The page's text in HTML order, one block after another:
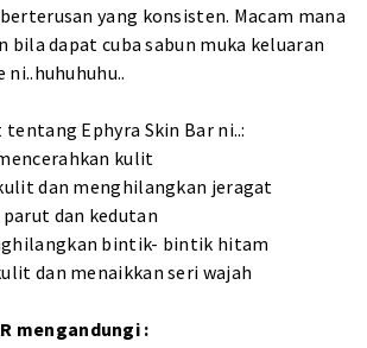
yang konsisten. Macam mana
bila dapat cuba sabun muka keluaran
Ephyra Skin Bar ni..:
kulit
dan menghilangkan jeragat
dan kedutan
bintik- bintik hitam
dan menaikkan seri wajah
mengandungi :